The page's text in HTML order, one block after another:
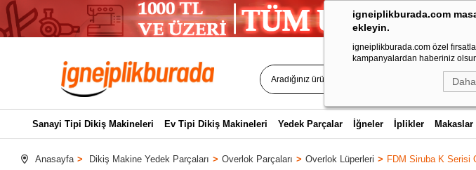
igneiplikburada.com
ekleyin.
igneiplikburada.com özel
kampanyalardan haberiniz
Sanayi Tipi Dikiş Makineleri Ev Tipi Dikiş Makineleri Yedek Parçalar İğneler İplikler Makaslar
Anasayfa Dikiş Makine Yedek Parçaları Overlok Parçaları Overlok Lüperleri FDM Siruba K Serisi